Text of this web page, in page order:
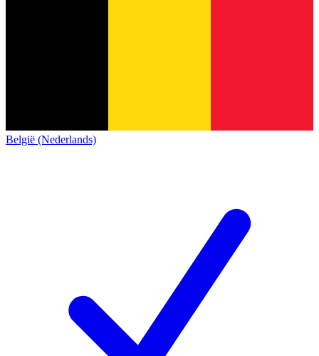
België (Nederlands)